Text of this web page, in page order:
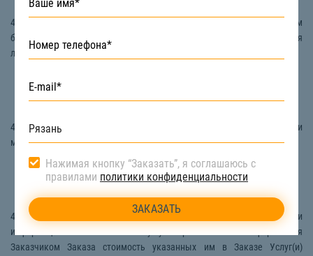
4.1. Стоимость Услуги определяются Исполнителем в одностороннем
бесспорном порядке и указываются на страницах Сайта Исполнителя
либо в его Мобильном приложении.
4.2. Стоимость Услуги указывается в рублях Российской Федерации и
может включать в себя налог на добавленную стоимость.
4.3. Исполнитель вправе в любое время изменять стоимость Услуги и
информацию о ней по своему усмотрению. После оформления
Заказчиком Заказа стоимость указанных им в Заказе Услуг(и)
Нажимая кнопку “Заказать”, я соглашаюсь с
правилами политики конфиденциальности